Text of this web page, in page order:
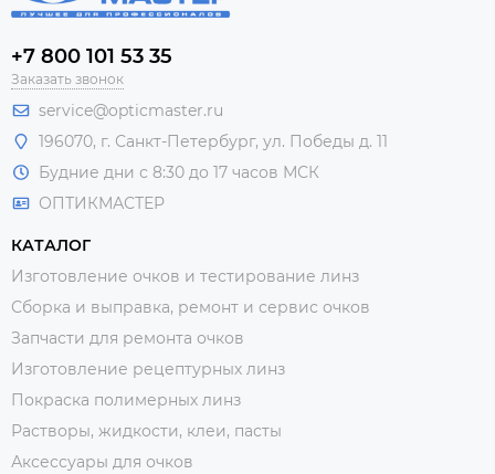
+7 800 101 53 35
Заказать звонок
service@opticmaster.ru
196070, г. Санкт-Петербург, ул. Победы д. 11
Будние дни с 8:30 до 17 часов МСК
ОПТИКМАСТЕР
КАТАЛОГ
Изготовление очков и тестирование линз
Сборка и выправка, ремонт и сервис очков
Запчасти для ремонта очков
Изготовление рецептурных линз
Покраска полимерных линз
Растворы, жидкости, клеи, пасты
Аксессуары для очков